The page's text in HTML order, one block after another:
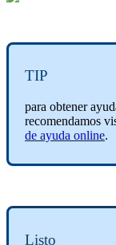
TIP
para obtener
recomendamos
de ayuda online.
Listo